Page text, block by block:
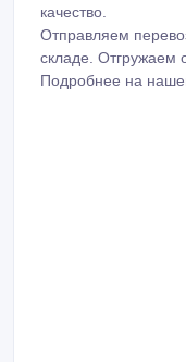
качество.
Отправляем
складе. Отгружаем
Подробнее на